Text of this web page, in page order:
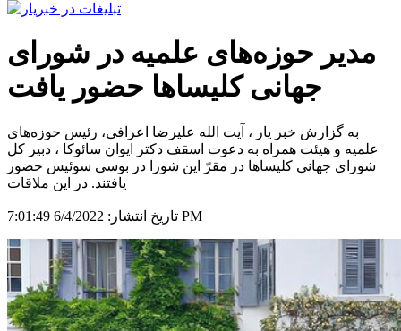
مدیر حوزه‌های علمیه در شورای
جهانی کلیساها حضور یافت
به گزارش خبر یار ، آیت الله علیرضا اعرافی، رئیس حوزه‌های
علمیه و هیئت همراه به دعوت اسقف دکتر ایوان سائوکا ، دبیر کل
شورای جهانی کلیساها در مقرّ این شورا در بوسی سوئیس حضور
یافتند. در این ملاقات
تاریخ انتشار: 6/4/2022 7:01:49 PM